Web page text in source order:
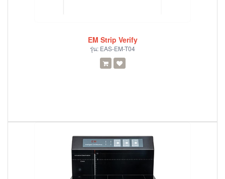
EM Strip Verify
รุ่น: EAS-EM-T04